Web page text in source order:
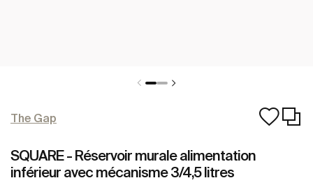
The Gap
SQUARE - Réservoir murale alimentation
inférieur avec mécanisme 3/4,5 litres